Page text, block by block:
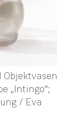
Objektvasen
„Intingo“;
/ Eva